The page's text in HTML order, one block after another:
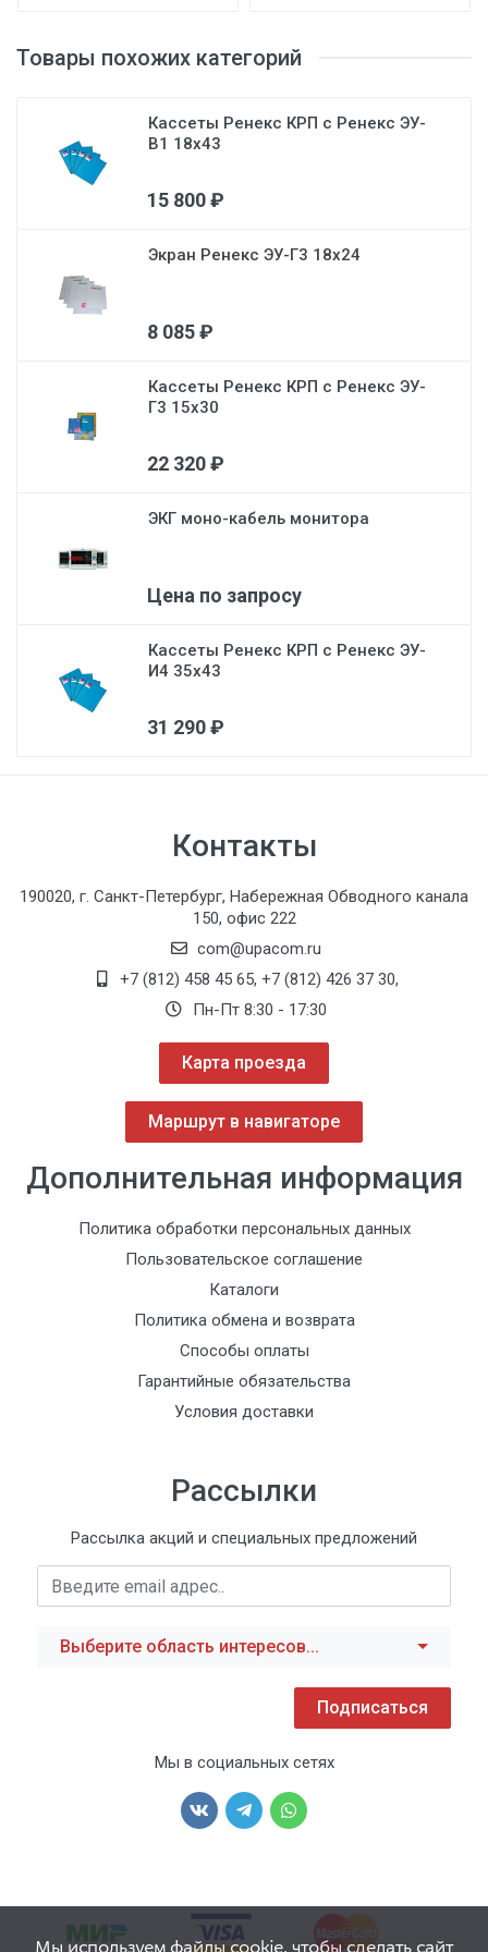
Товары похожих категорий
Кассеты Ренекс КРП с Ренекс ЭУ-
В1 18х43
15 800 ₽
Экран Ренекс ЭУ-Г3 18х24
8 085 ₽
Кассеты Ренекс КРП с Ренекс ЭУ-
Г3 15x30
22 320 ₽
ЭКГ моно-кабель монитора
Цена по запросу
Кассеты Ренекс КРП с Ренекс ЭУ-
И4 35х43
31 290 ₽
Провода для поликанала (ЭКГ) - 2 шт.
Электроды ЭКГ типа «прищепка» - 2 шт.
программных пакета EEGStudio и WinEEG)
ПО томографии низкого разрешения
LORETA
Контакты
190020, г. Санкт-Петербург, Набережная Обводного канала
150, офис 222
com@upacom.ru
+7 (812) 458 45 65, +7 (812) 426 37 30,
Пн-Пт 8:30 - 17:30
Карта проезда
Маршрут в навигаторе
Дополнительная информация
Политика обработки персональных данных
Пользовательское соглашение
Каталоги
Политика обмена и возврата
Способы оплаты
Гарантийные обязательства
Условия доставки
Рассылки
Рассылка акций и специальных предложений
Выберите область интересов...
Подписаться
Мы в социальных сетях
Мы используем файлы cookie, чтобы сделать сайт